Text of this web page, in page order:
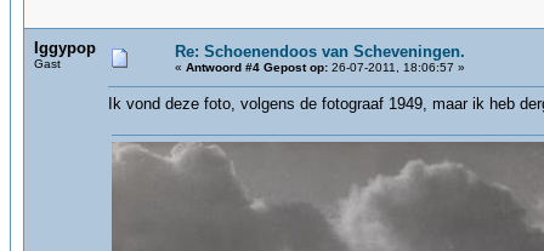
Iggypop
Gast
Re: Schoenendoos van Scheveningen.
« Antwoord #4 Gepost op: 26-07-2011, 18:06:57 »
Ik vond deze foto, volgens de fotograaf 1949, maar ik heb